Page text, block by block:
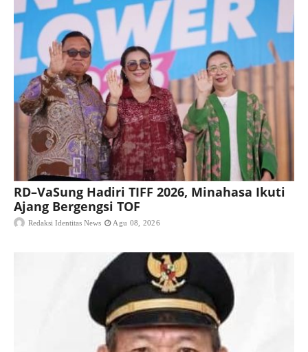
RD–VaSung Hadiri TIFF 2026, Minahasa Ikuti
Ajang Bergengsi TOF
Redaksi Identitas News Agu 08, 2026